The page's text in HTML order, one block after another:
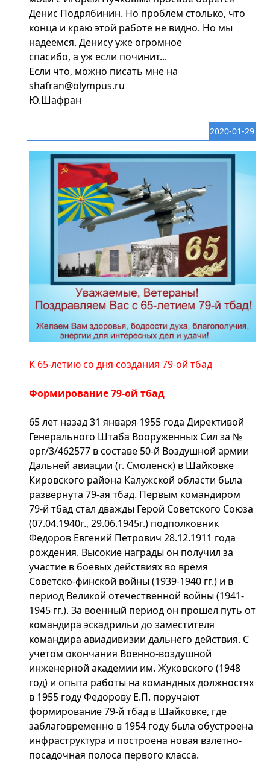
Денис Подрябинин. Но проблем столько, что
конца и краю этой работе не видно. Но мы
надеемся. Денису уже огромное
спасибо, а уж если починит...
Если что, можно писать мне на
shafran@olympus.ru
Ю.Шафран
2020-01-29
К 65-летию со дня создания 79-ой тбад
Формирование 79-ой тбад
65 лет назад 31 января 1955 года Директивой
Генерального Штаба Вооруженных Сил за №
орг/3/462577 в составе 50-й Воздушной армии
Дальней авиации (г. Смоленск) в Шайковке
Кировского района Калужской области была
развернута 79-ая тбад. Первым командиром
79-й тбад стал дважды Герой Советского Союза
(07.04.1940г., 29.06.1945г.) подполковник
Федоров Евгений Петрович 28.12.1911 года
рождения. Высокие награды он получил за
участие в боевых действиях во время
Советско-финской войны (1939-1940 гг.) и в
период Великой отечественной войны (1941-
1945 гг.). За военный период он прошел путь от
командира эскадрильи до заместителя
командира авиадивизии дальнего действия. С
учетом окончания Военно-воздушной
инженерной академии им. Жуковского (1948
год) и опыта работы на командных должностях
в 1955 году Федорову Е.П. поручают
формирование 79-й тбад в Шайковке, где
заблаговременно в 1954 году была обустроена
инфраструктура и построена новая взлетно-
посадочная полоса первого класса.